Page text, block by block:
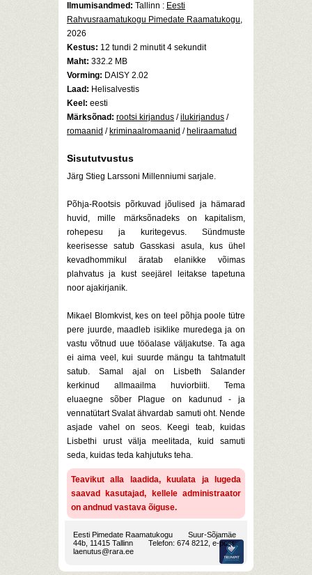
Ilmumisandmed: Tallinn : Eesti
Rahvusraamatukogu Pimedate Raamatukogu,
2026
Kestus: 12 tundi 2 minutit 4 sekundit
Maht: 332.2 MB
Vorming: DAISY 2.02
Laad: Helisalvestis
Keel: eesti
Märksõnad: rootsi kirjandus /ilukirjandus /
romaanid / kriminaalromaanid / heliraamatud
Sisututvustus
Järg Stieg Larssoni Millenniumi sarjale.
Põhja-Rootsis põrkuvad jõulised ja hämarad
huvid, mille märksõnadeks on kapitalism,
rohepesu ja kuritegevus. Sündmuste
keerisesse satub Gasskasi asula, kus ühel
kevadhommikul äratab elanikke võimas
plahvatus ja kust seejärel leitakse tapetuna
noor ajakirjanik.
Mikael Blomkvist, kes on teel põhja poole tütre
pere juurde, maadleb isiklike muredega ja on
vastu võtnud uue tööalase väljakutse. Ta aga
ei aima veel, kui suurde mängu ta tahtmatult
satub. Samal ajal on Lisbeth Salander
kerkinud allmaailma huviorbiiti. Tema
eluaegne sõber Plague on kadunud - ja
vennatütart Svalat ähvardab samuti oht. Nende
asjade vahel on seos. Keegi teab, kuidas
Lisbethi urust välja meelitada, kuid samuti
seda, kuidas teda kahjutuks teha.
Teavikut alla laadida, kuulata ja lugeda
saavad kasutajad, kellele administraator
on andnud vastava õiguse.
Eesti Pimedate Raamatukogu
Suur-Sõjamäe
44b, 11415 Tallinn
Telefon: 674 8212, e-post:
laenutus@rara.ee